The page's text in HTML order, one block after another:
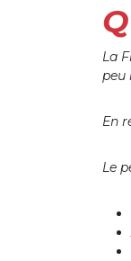
La
peu
En
Le